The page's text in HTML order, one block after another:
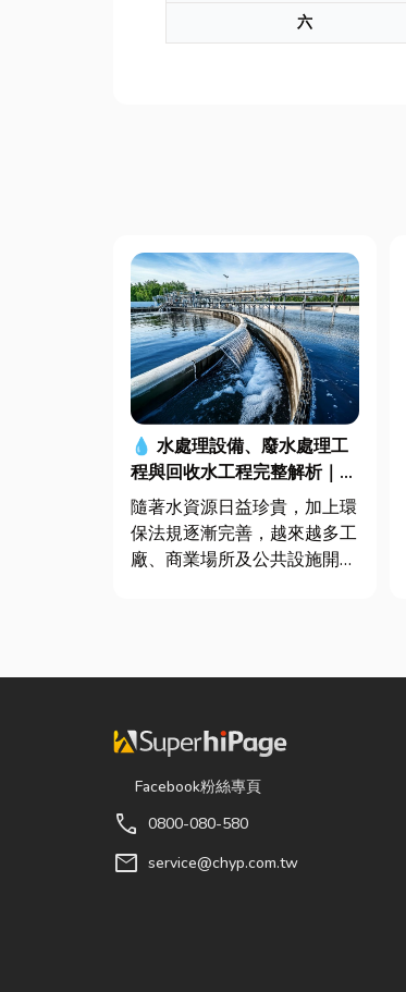
六
💧 水處理設備、廢水處理工
程與回收水工程完整解析｜打
造高效率水資源管理方案
隨著水資源日益珍貴，加上環
保法規逐漸完善，越來越多工
廠、商業場所及公共設施開始
文...
Facebook粉絲專頁
call 0800-080-580
mail service@chyp.com.tw